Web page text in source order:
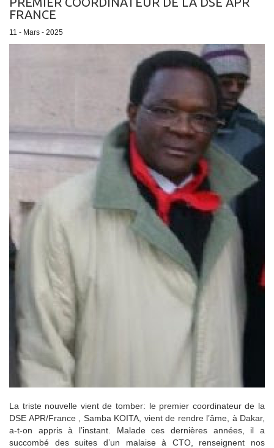
FRANCE
11 - Mars - 2025
La triste nouvelle vient de tomber: le premier coordinateur de la
DSE APR/France , Samba KOITA, vient de rendre l’âme, à Dakar,
a-t-on appris à l’instant. Malade ces dernières années, il a
succombé des suites d’un malaise à CTO, renseignent nos